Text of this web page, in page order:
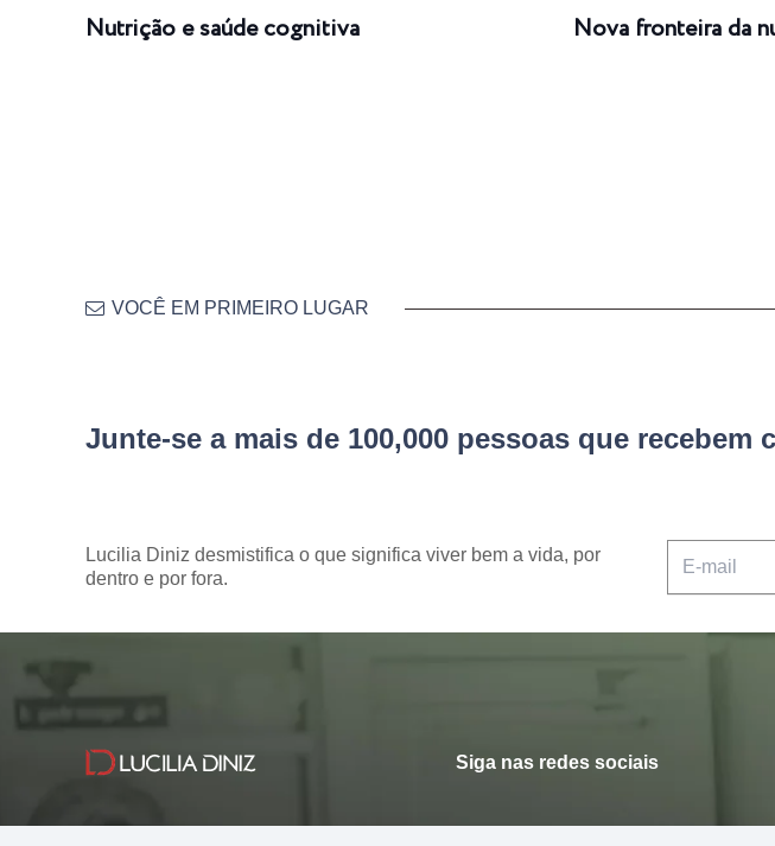
Nutrição e saúde cognitiva Nova fronteira da
VOCÊ EM PRIMEIRO LUGAR
Junte-se a mais de 100,000 pessoas que
Lucilia Diniz desmistifica o que significa viver bem a vida, por
dentro e por fora.
Siga nas redes sociais